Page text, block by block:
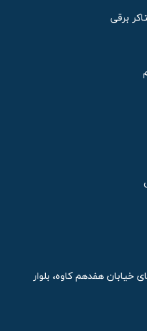
برقی
خیابان هفدهم کاوه، بلوار